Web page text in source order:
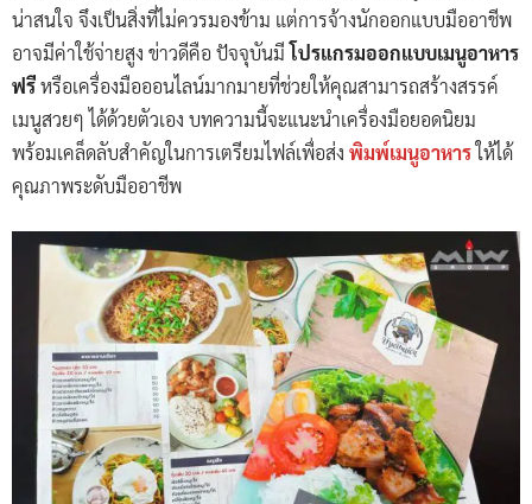
น่าสนใจ จึงเป็นสิ่งที่ไม่ควรมองข้าม แต่การจ้างนักออกแบบมืออาชีพ
อาจมีค่าใช้จ่ายสูง ข่าวดีคือ ปัจจุบันมี โปรแกรมออกแบบเมนูอาหาร
ฟรีหรือเครื่องมือออนไลน์มากมายที่ช่วยให้คุณสามารถสร้างสรรค์
เมนูสวยๆ ได้ด้วยตัวเอง บทความนี้จะแนะนำเครื่องมือยอดนิยม
พร้อมเคล็ดลับสำคัญในการเตรียมไฟล์เพื่อส่ง พิมพ์เมนูอาหารให้ได้
คุณภาพระดับมืออาชีพ